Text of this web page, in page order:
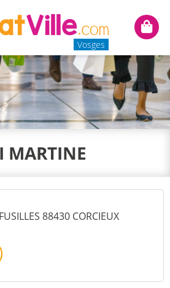
Vosges
Mon
MARTINE
88430 CORCIEUX